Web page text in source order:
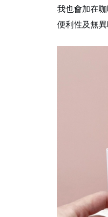
我也會加在
便利性及無